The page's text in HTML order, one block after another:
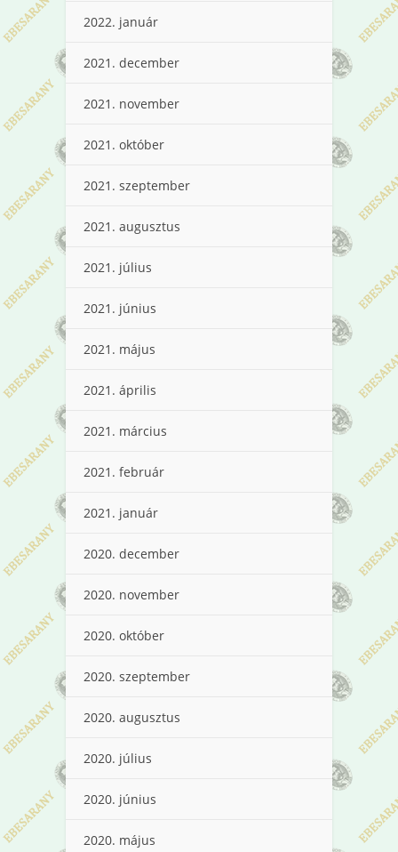
2022. január
2021. december
2021. november
2021. október
2021. szeptember
2021. augusztus
2021. július
2021. június
2021. május
2021. április
2021. március
2021. február
2021. január
2020. december
2020. november
2020. október
2020. szeptember
2020. augusztus
2020. július
2020. június
2020. május